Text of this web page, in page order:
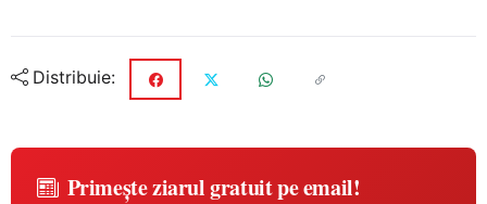
Distribuie:
Primește ziarul gratuit pe email!